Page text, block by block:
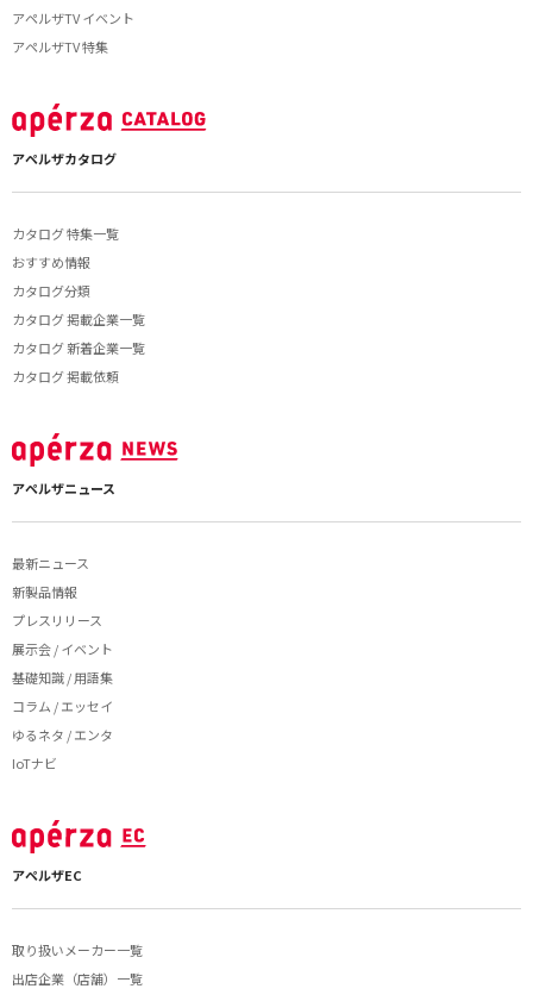
アペルザTV イベント
アペルザTV 特集
アペルザカタログ
カタログ 特集一覧
おすすめ情報
カタログ分類
カタログ 掲載企業一覧
カタログ 新着企業一覧
カタログ 掲載依頼
アペルザニュース
最新ニュース
新製品情報
プレスリリース
展示会 / イベント
基礎知識 / 用語集
コラム / エッセイ
ゆるネタ / エンタ
IoTナビ
アペルザEC
取り扱いメーカー一覧
出店企業（店舗）一覧